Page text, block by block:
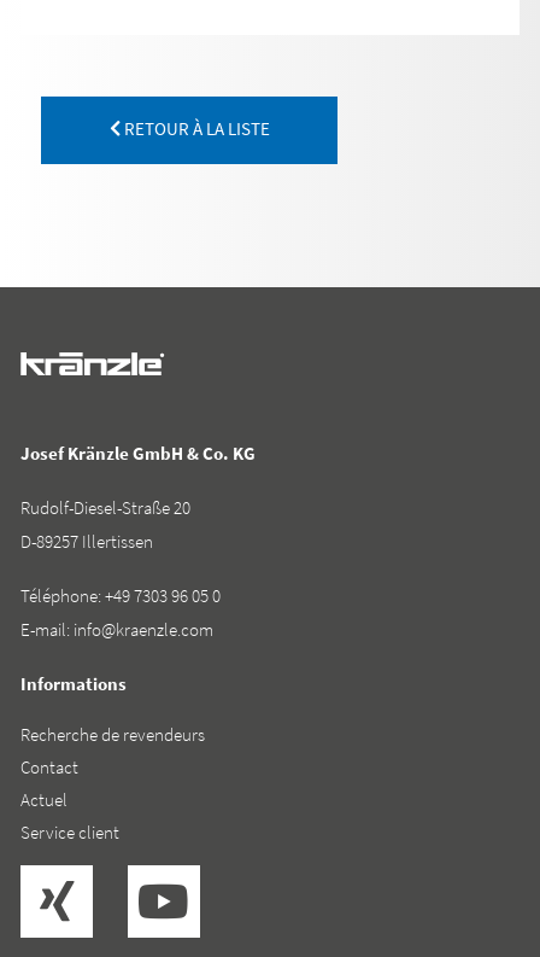
RETOUR À LA LISTE
Josef Kränzle GmbH & Co. KG
Rudolf-Diesel-Straße 20
D-89257 Illertissen
Téléphone:+49 7303 96 05 0
E-mail: info@kraenzle.com
Informations
Recherche de revendeurs
Contact
Actuel
Service client